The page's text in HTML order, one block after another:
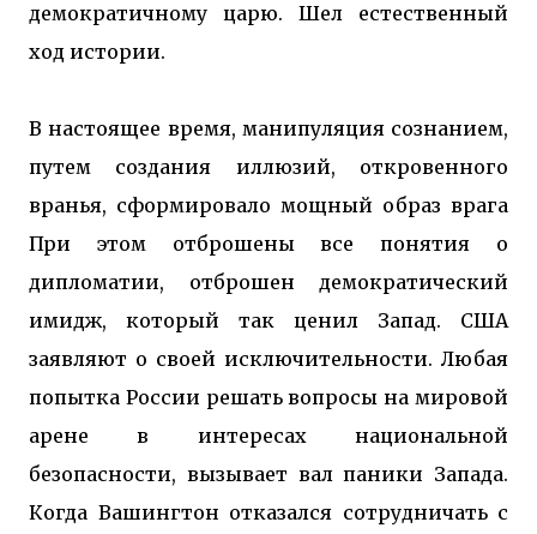
демократичному царю. Шел естественный
ход истории.
В настоящее время, манипуляция сознанием,
путем создания иллюзий, откровенного
вранья, сформировало мощный образ врага
При этом отброшены все понятия о
дипломатии, отброшен демократический
имидж, который так ценил Запад. США
заявляют о своей исключительности. Любая
попытка России решать вопросы на мировой
арене в интересах национальной
безопасности, вызывает вал паники Запада.
Когда Вашингтон отказался сотрудничать с